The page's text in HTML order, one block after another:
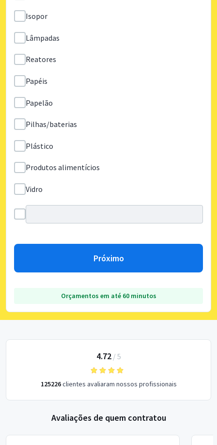
Isopor
Lâmpadas
Reatores
Papéis
Papelão
Pilhas/baterias
Plástico
Produtos alimentícios
Vidro
Próximo
Orçamentos em até 60 minutos
4.72/ 5
125226clientes avaliaram nossos profissionais
Avaliações de quem contratou